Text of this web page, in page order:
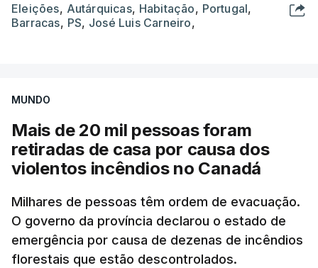
Eleições, Autárquicas, Habitação, Portugal,
Barracas, PS, José Luis Carneiro,
MUNDO
Mais de 20 mil pessoas foram
retiradas de casa por causa dos
violentos incêndios no Canadá
Milhares de pessoas têm ordem de evacuação.
O governo da província declarou o estado de
emergência por causa de dezenas de incêndios
florestais que estão descontrolados.